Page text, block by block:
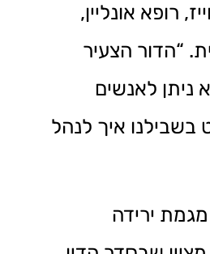
רופא אונליין,
“הדור הצעיר
ניתן לאנשים
בשבילנו איך לנהל
ירידה